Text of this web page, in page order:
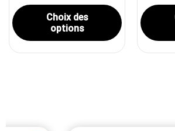
Choix des
options